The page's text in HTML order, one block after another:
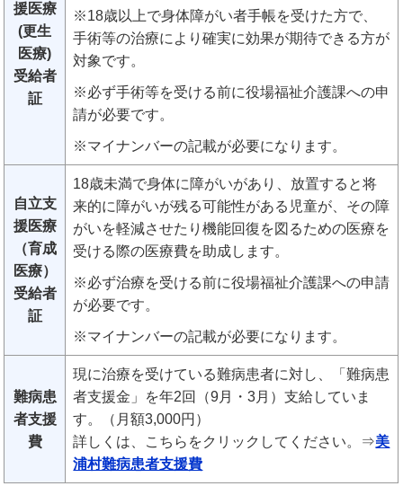
援医療
(更生
医療)
受給者
証
※18歳以上で身体障がい者手帳を受けた方で、
手術等の治療により確実に効果が期待できる方が
対象です。
※必ず手術等を受ける前に役場福祉介護課への申
請が必要です。
※マイナンバーの記載が必要になります。
自立支
援医療
（育成
医療）
受給者
証
18歳未満で身体に障がいがあり、放置すると将
来的に障がいが残る可能性がある児童が、その障
がいを軽減させたり機能回復を図るための医療を
受ける際の医療費を助成します。
※必ず治療を受ける前に役場福祉介護課への申請
が必要です。
※マイナンバーの記載が必要になります。
難病患
者支援
費
現に治療を受けている難病患者に対し、「難病患
者支援金」を年2回（9月・3月）支給していま
す。（月額3,000円）
詳しくは、こちらをクリックしてください。⇒美
浦村難病患者支援費